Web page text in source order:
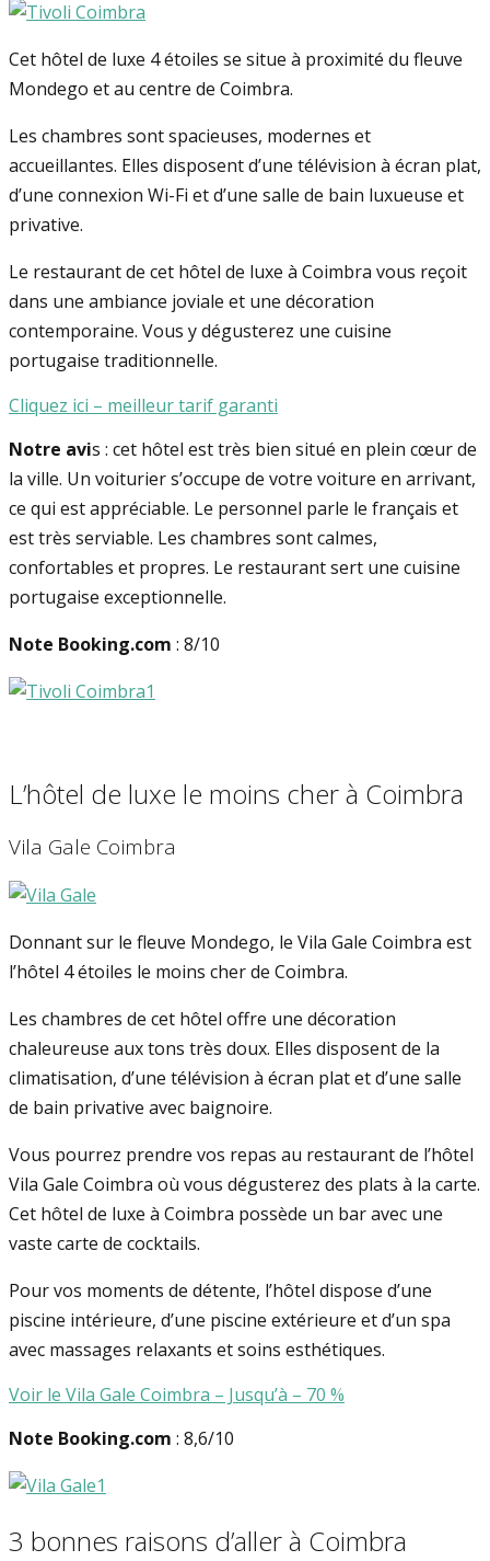
Cet hôtel de luxe 4 étoiles se situe à proximité du fleuve
Mondego et au centre de Coimbra.
Les chambres sont spacieuses, modernes et
accueillantes. Elles disposent d’une télévision à écran plat,
d’une connexion Wi-Fi et d’une salle de bain luxueuse et
privative.
Le restaurant de cet hôtel de luxe à Coimbra vous reçoit
dans une ambiance joviale et une décoration
contemporaine. Vous y dégusterez une cuisine
portugaise traditionnelle.
Cliquez ici – meilleur tarif garanti
Notre avis : cet hôtel est très bien situé en plein cœur de
la ville. Un voiturier s’occupe de votre voiture en arrivant,
ce qui est appréciable. Le personnel parle le français et
est très serviable. Les chambres sont calmes,
confortables et propres. Le restaurant sert une cuisine
portugaise exceptionnelle.
Note Booking.com : 8/10
L’hôtel de luxe le moins cher à Coimbra
Vila Gale Coimbra
Donnant sur le fleuve Mondego, le Vila Gale Coimbra est
l’hôtel 4 étoiles le moins cher de Coimbra.
Les chambres de cet hôtel offre une décoration
chaleureuse aux tons très doux. Elles disposent de la
climatisation, d’une télévision à écran plat et d’une salle
de bain privative avec baignoire.
Vous pourrez prendre vos repas au restaurant de l’hôtel
Vila Gale Coimbra où vous dégusterez des plats à la carte.
Cet hôtel de luxe à Coimbra possède un bar avec une
vaste carte de cocktails.
Pour vos moments de détente, l’hôtel dispose d’une
piscine intérieure, d’une piscine extérieure et d’un spa
avec massages relaxants et soins esthétiques.
Voir le Vila Gale Coimbra – Jusqu’à – 70 %
Note Booking.com : 8,6/10
3 bonnes raisons d’aller à Coimbra